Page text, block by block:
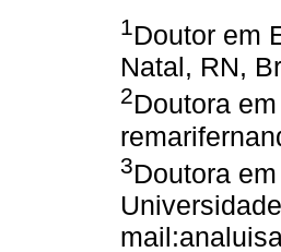
1Doutor em
Natal, RN,
2Doutora
3Doutora